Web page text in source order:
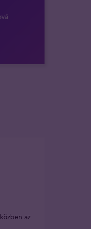
az